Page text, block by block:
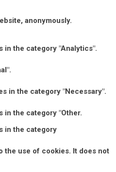
anonymously.
in the category "Analytics".
in the category "Necessary".
in the category "Other.
in the category
the use of cookies. It does not